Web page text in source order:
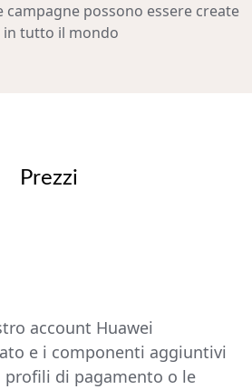
campagne possono essere create
tutto il mondo
Prezzi
account Huawei
e i componenti aggiuntivi
profili di pagamento o le